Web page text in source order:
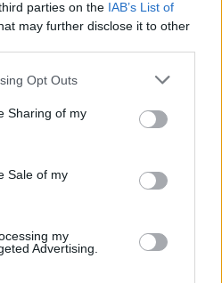
parties on the IAB’s List of
may further disclose it to other
app uses one or more Google
behaviour. You may click to
and its third-party tags to
purposes in below Google
Opt Outs
Sharing of my
Sale of my
my
Advertising.
… «παραπτώματα»
σε
κάλαθο των αχρήστων
ρυθμίσεις των οφειλών σε
δυο ετών.